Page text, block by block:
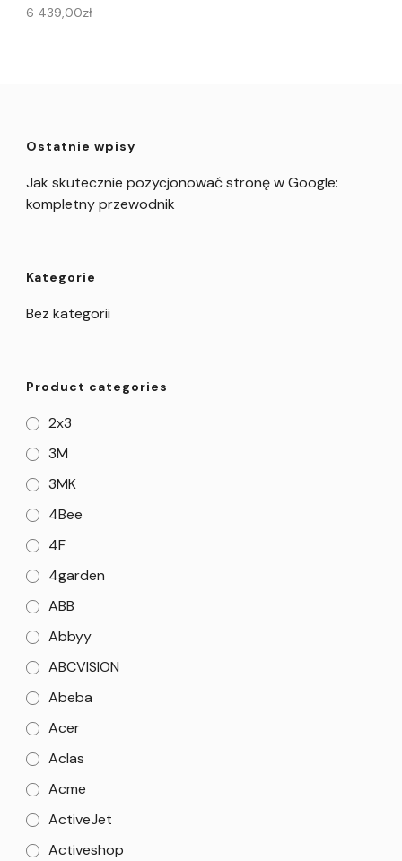
6 439,00zł
Ostatnie wpisy
Jak skutecznie pozycjonować stronę w Google:
kompletny przewodnik
Kategorie
Bez kategorii
Product categories
2x3
3M
3MK
4Bee
4F
4garden
ABB
Abbyy
ABCVISION
Abeba
Acer
Aclas
Acme
ActiveJet
Activeshop